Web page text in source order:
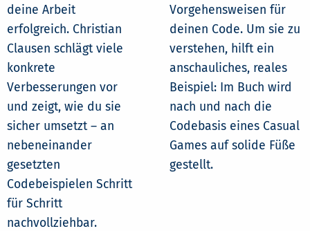
deine Arbeit
erfolgreich. Christian
Clausen schlägt viele
konkrete
Verbesserungen vor
und zeigt, wie du sie
sicher umsetzt – an
nebeneinander
gesetzten
Codebeispielen Schritt
für Schritt
nachvollziehbar.
Vorgehensweisen für
deinen Code. Um sie zu
verstehen, hilft ein
anschauliches, reales
Beispiel: Im Buch wird
nach und nach die
Codebasis eines Casual
Games auf solide Füße
gestellt.